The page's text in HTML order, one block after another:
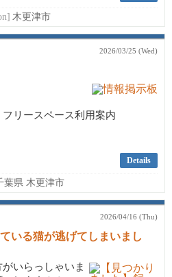
木更津市
2026/03/25 (Wed)
リースペース利用案内
Details
葉県 木更津市
2026/04/16 (Thu)
いる猫が逃げてしまいまし
いらっしゃいま